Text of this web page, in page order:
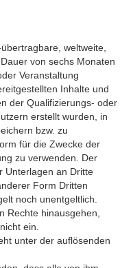
weltweite,
von sechs Monaten
Veranstaltung
Inhalte und
der Qualifizierungs- oder
erstellt wurden, in
bzw. zu
für die Zwecke der
zu verwenden. Der
Unterlagen an Dritte
Form Dritten
noch unentgeltlich.
Rechte hinausgehen,
ein.
unter der auflösenden